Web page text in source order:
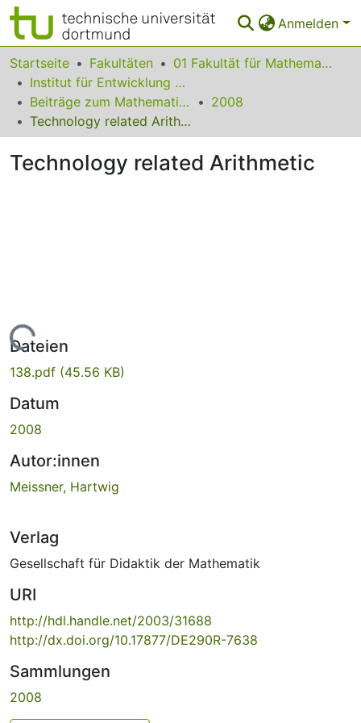
Anmelden
Bereiche & Sammlungen
Das gesamte Repositorium
Statistiken
FAQ
Startseite Fakultäten
01 Fakultät für Mathematik
Institut für Entwicklung und Erforschung des Mathematikunterrichts
Beiträge zum Mathematikunterricht
2008
Technology related Arithmetic
Technology related Arithmetic
Lade...
Dateien
138.pdf (45.56 KB)
Datum
2008
Autor:innen
Meissner, Hartwig
Verlag
Gesellschaft für Didaktik der Mathematik
URI
http://hdl.handle.net/2003/31688
http://dx.doi.org/10.17877/DE290R-7638
Sammlungen
2008